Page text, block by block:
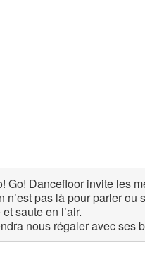
Go! Dancefloor invite les
pas là pour parler ou
saute en l’air.
nous régaler avec ses